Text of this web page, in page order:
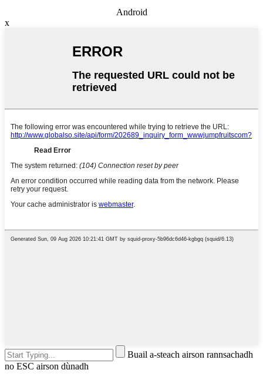
Android
x
Buail a-steach airson rannsachadh
no ESC airson dùnadh